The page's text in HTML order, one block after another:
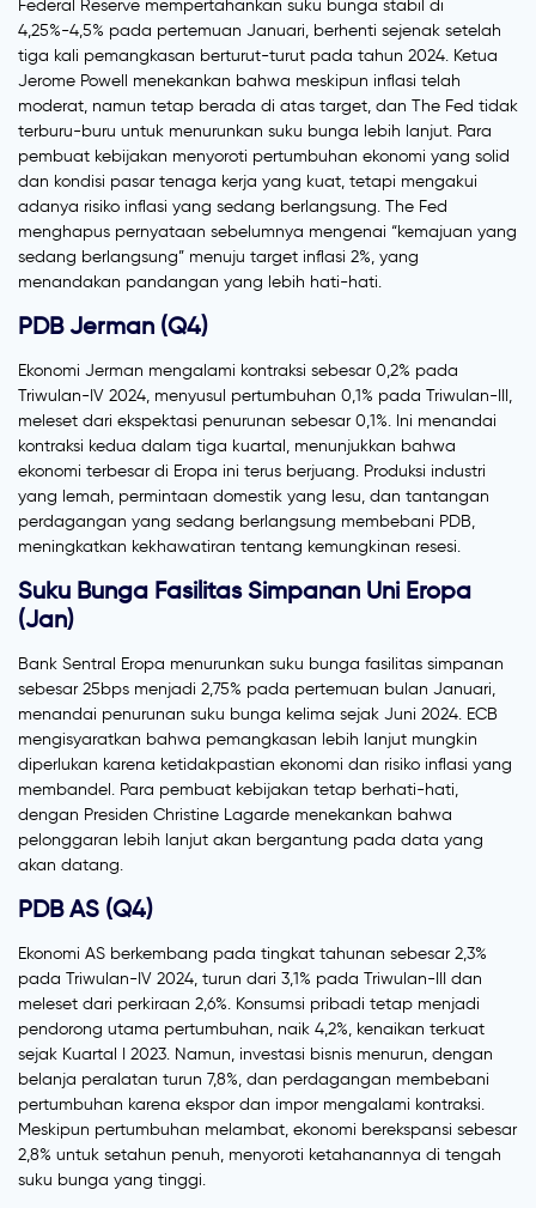
Federal Reserve mempertahankan suku bunga stabil di
4,25%-4,5% pada pertemuan Januari, berhenti sejenak setelah
tiga kali pemangkasan berturut-turut pada tahun 2024. Ketua
Jerome Powell menekankan bahwa meskipun inflasi telah
moderat, namun tetap berada di atas target, dan The Fed tidak
terburu-buru untuk menurunkan suku bunga lebih lanjut. Para
pembuat kebijakan menyoroti pertumbuhan ekonomi yang solid
dan kondisi pasar tenaga kerja yang kuat, tetapi mengakui
adanya risiko inflasi yang sedang berlangsung. The Fed
menghapus pernyataan sebelumnya mengenai “kemajuan yang
sedang berlangsung” menuju target inflasi 2%, yang
menandakan pandangan yang lebih hati-hati.
PDB Jerman (Q4)
Ekonomi Jerman mengalami kontraksi sebesar 0,2% pada
Triwulan-IV 2024, menyusul pertumbuhan 0,1% pada Triwulan-III,
meleset dari ekspektasi penurunan sebesar 0,1%. Ini menandai
kontraksi kedua dalam tiga kuartal, menunjukkan bahwa
ekonomi terbesar di Eropa ini terus berjuang. Produksi industri
yang lemah, permintaan domestik yang lesu, dan tantangan
perdagangan yang sedang berlangsung membebani PDB,
meningkatkan kekhawatiran tentang kemungkinan resesi.
Suku Bunga Fasilitas Simpanan Uni Eropa
(Jan)
Bank Sentral Eropa menurunkan suku bunga fasilitas simpanan
sebesar 25bps menjadi 2,75% pada pertemuan bulan Januari,
menandai penurunan suku bunga kelima sejak Juni 2024. ECB
mengisyaratkan bahwa pemangkasan lebih lanjut mungkin
diperlukan karena ketidakpastian ekonomi dan risiko inflasi yang
membandel. Para pembuat kebijakan tetap berhati-hati,
dengan Presiden Christine Lagarde menekankan bahwa
pelonggaran lebih lanjut akan bergantung pada data yang
akan datang.
PDB AS (Q4)
Ekonomi AS berkembang pada tingkat tahunan sebesar 2,3%
pada Triwulan-IV 2024, turun dari 3,1% pada Triwulan-III dan
meleset dari perkiraan 2,6%. Konsumsi pribadi tetap menjadi
pendorong utama pertumbuhan, naik 4,2%, kenaikan terkuat
sejak Kuartal I 2023. Namun, investasi bisnis menurun, dengan
belanja peralatan turun 7,8%, dan perdagangan membebani
pertumbuhan karena ekspor dan impor mengalami kontraksi.
Meskipun pertumbuhan melambat, ekonomi berekspansi sebesar
2,8% untuk setahun penuh, menyoroti ketahanannya di tengah
suku bunga yang tinggi.